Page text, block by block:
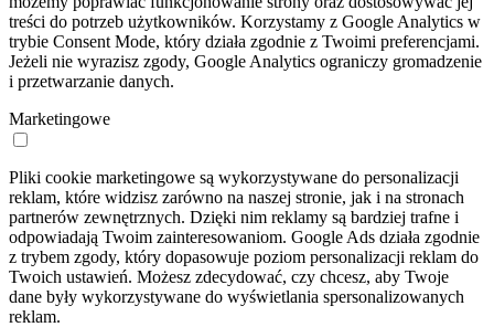
treści do potrzeb użytkowników. Korzystamy z Google Analytics w
trybie Consent Mode, który działa zgodnie z Twoimi preferencjami.
Jeżeli nie wyrazisz zgody, Google Analytics ograniczy gromadzenie
i przetwarzanie danych.
Marketingowe
Pliki cookie marketingowe są wykorzystywane do personalizacji
reklam, które widzisz zarówno na naszej stronie, jak i na stronach
partnerów zewnętrznych. Dzięki nim reklamy są bardziej trafne i
odpowiadają Twoim zainteresowaniom. Google Ads działa zgodnie
z trybem zgody, który dopasowuje poziom personalizacji reklam do
Twoich ustawień. Możesz zdecydować, czy chcesz, aby Twoje
dane były wykorzystywane do wyświetlania spersonalizowanych
reklam.